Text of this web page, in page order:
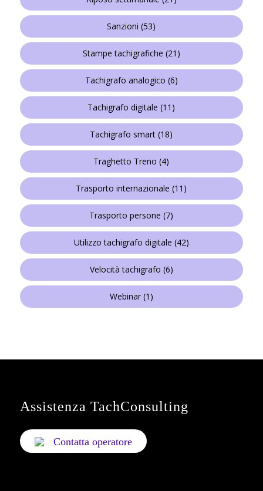
Sanzioni (53)
Stampe tachigrafiche (21)
Tachigrafo analogico (6)
Tachigrafo digitale (11)
Tachigrafo smart (18)
Traghetto Treno (4)
Trasporto internazionale (11)
Trasporto persone (7)
Utilizzo tachigrafo digitale (42)
Velocità tachigrafo (6)
Webinar(1)
Assistenza TachConsulting
Contatta operatore